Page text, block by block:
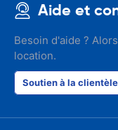
Aide et
Besoin d'aide ?
location.
Soutien à la clientèle